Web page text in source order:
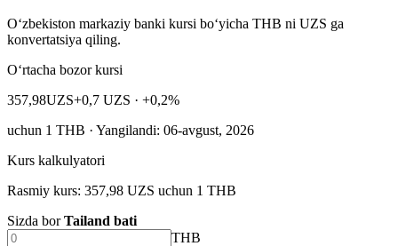
Oʻzbekiston markaziy banki kursi bo‘yicha THB ni UZS ga
konvertatsiya qiling.
O‘rtacha bozor kursi
357,98UZS+0,7 UZS · +0,2%
uchun 1 THB · Yangilandi: 06-avgust, 2026
Kurs kalkulyatori
Rasmiy kurs: 357,98 UZS uchun 1 THB
Sizda bor Tailand bati
THB